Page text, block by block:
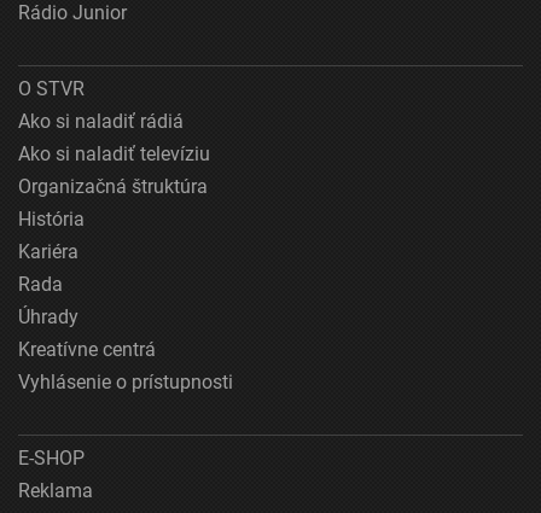
Rádio Junior
O STVR
Ako si naladiť rádiá
Ako si naladiť televíziu
Organizačná štruktúra
História
Kariéra
Rada
Úhrady
Kreatívne centrá
Vyhlásenie o prístupnosti
E-SHOP
Reklama